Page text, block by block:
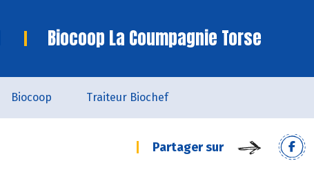
Biocoop La Coumpagnie Torse
Biocoop Traiteur Biochef
Partager sur